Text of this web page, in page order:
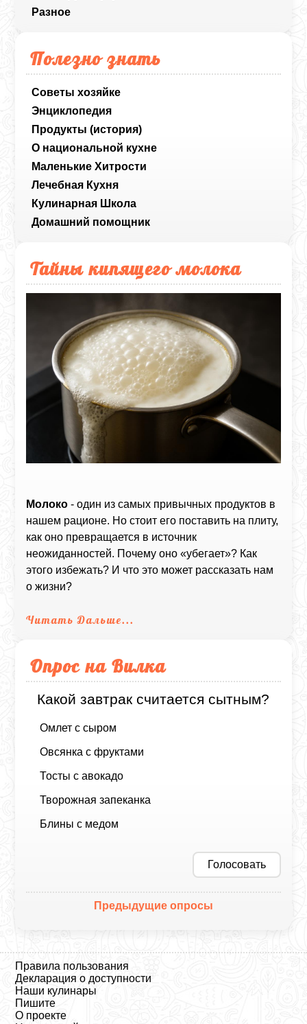
Разное
Полезно знать
Советы хозяйке
Энциклопедия
Продукты (история)
О национальной кухне
Маленькие Хитрости
Лечебная Кухня
Кулинарная Школа
Домашний помощник
Тайны кипящего молока
Молоко - один из самых привычных продуктов в
нашем рационе. Но стоит его поставить на плиту,
как оно превращается в источник
неожиданностей. Почему оно «убегает»? Как
этого избежать? И что это может рассказать нам
о жизни?
Читать Дальше...
Опрос на Вилка
Какой завтрак считается сытным?
Омлет с сыром
Овсянка с фруктами
Тосты с авокадо
Творожная запеканка
Блины с медом
Голосовать
Предыдущие опросы
Правила пользования
Декларация о доступности
Наши кулинары
Пишите
О проекте